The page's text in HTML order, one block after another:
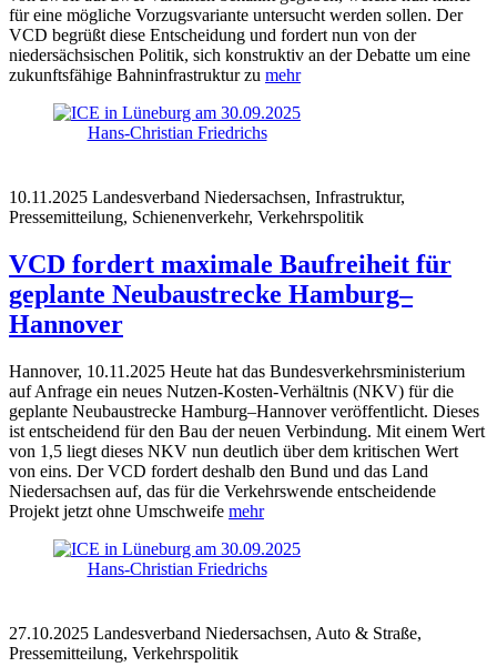
für eine mögliche Vorzugsvariante untersucht werden sollen. Der
VCD begrüßt diese Entscheidung und fordert nun von der
niedersächsischen Politik, sich konstruktiv an der Debatte um eine
zukunftsfähige Bahninfrastruktur zu mehr
Hans-Christian Friedrichs
10.11.2025 Landesverband Niedersachsen, Infrastruktur,
Pressemitteilung, Schienenverkehr, Verkehrspolitik
VCD fordert maximale Baufreiheit für
geplante Neubaustrecke Hamburg–
Hannover
Hannover, 10.11.2025 Heute hat das Bundesverkehrsministerium
auf Anfrage ein neues Nutzen-Kosten-Verhältnis (NKV) für die
geplante Neubaustrecke Hamburg–Hannover veröffentlicht. Dieses
ist entscheidend für den Bau der neuen Verbindung. Mit einem Wert
von 1,5 liegt dieses NKV nun deutlich über dem kritischen Wert
von eins. Der VCD fordert deshalb den Bund und das Land
Niedersachsen auf, das für die Verkehrswende entscheidende
Projekt jetzt ohne Umschweife mehr
Hans-Christian Friedrichs
27.10.2025 Landesverband Niedersachsen, Auto & Straße,
Pressemitteilung, Verkehrspolitik